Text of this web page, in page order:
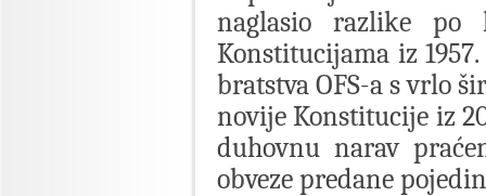
naglasio razlike
Konstitucijama iz
bratstva OFS-a s vrlo
novije Konstitucije iz
duhovnu narav
obveze predane